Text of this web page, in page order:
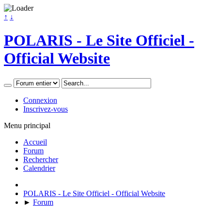
↑ ↓
POLARIS - Le Site Officiel -
Official Website
Connexion
Inscrivez-vous
Menu principal
Accueil
Forum
Rechercher
Calendrier
POLARIS - Le Site Officiel - Official Website
► Forum